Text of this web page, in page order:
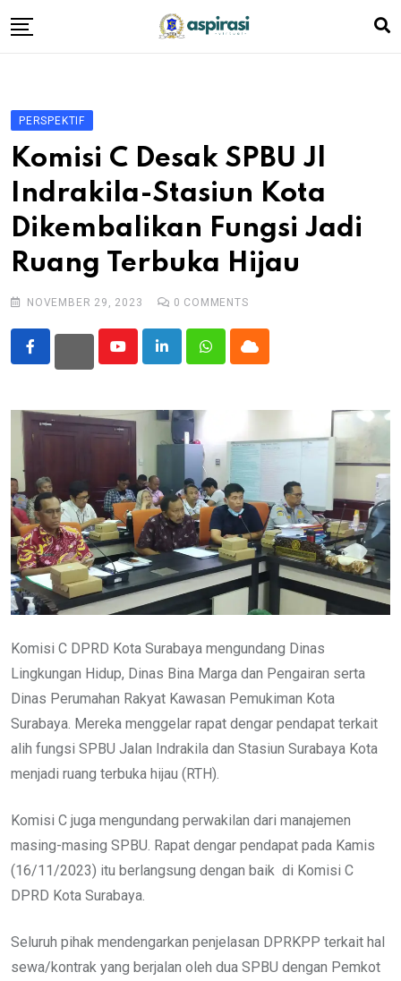
to
Berita
Komen Warga
Podcast
Tentang Kami
PERSPEKTIF
Komisi C Desak SPBU Jl
Indrakila-Stasiun Kota
Dikembalikan Fungsi Jadi
Ruang Terbuka Hijau
NOVEMBER 29, 2023 0 COMMENTS
YoutubeLinkedInWhatsappCloud
Komisi C DPRD Kota Surabaya mengundang Dinas
Lingkungan Hidup, Dinas Bina Marga dan Pengairan serta
Dinas Perumahan Rakyat Kawasan Pemukiman Kota
Surabaya. Mereka menggelar rapat dengar pendapat terkait
alih fungsi SPBU Jalan Indrakila dan Stasiun Surabaya Kota
menjadi ruang terbuka hijau (RTH).
Komisi C juga mengundang perwakilan dari manajemen
masing-masing SPBU. Rapat dengar pendapat pada Kamis
(16/11/2023) itu berlangsung dengan baik di Komisi C
DPRD Kota Surabaya.
Seluruh pihak mendengarkan penjelasan DPRKPP terkait hal
sewa/kontrak yang berjalan oleh dua SPBU dengan Pemkot